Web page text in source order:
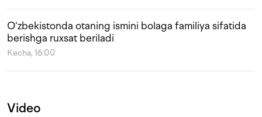
O‘zbekistonda otaning ismini bolaga familiya sifatida
berishga ruxsat beriladi
Kecha, 16:00
Video